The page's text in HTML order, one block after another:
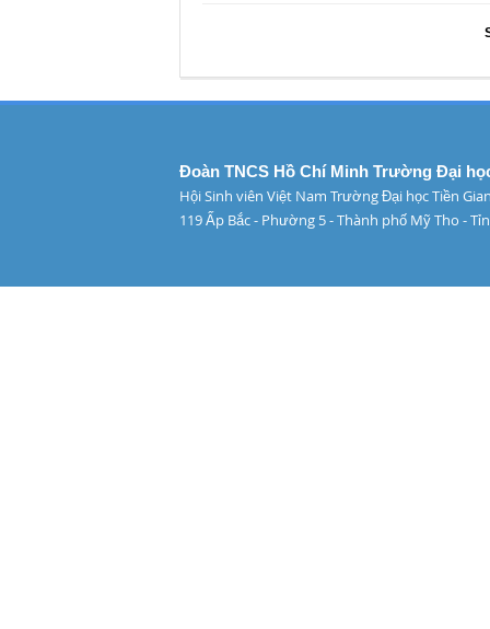
Đoàn TNCS Hồ Chí Minh Trường Đại
Hội Sinh viên Việt Nam Trường Đại học Tiền
119 Ấp Bắc - Phường 5 - Thành phố Mỹ Tho -